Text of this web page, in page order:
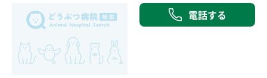
電話する